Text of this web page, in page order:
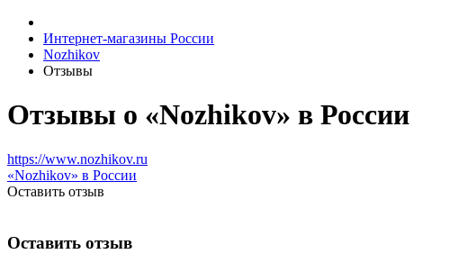
Интернет-магазины России
Nozhikov
Отзывы
Отзывы о «Nozhikov» в России
https://www.nozhikov.ru
«Nozhikov» в России
Оставить отзыв
Оставить отзыв